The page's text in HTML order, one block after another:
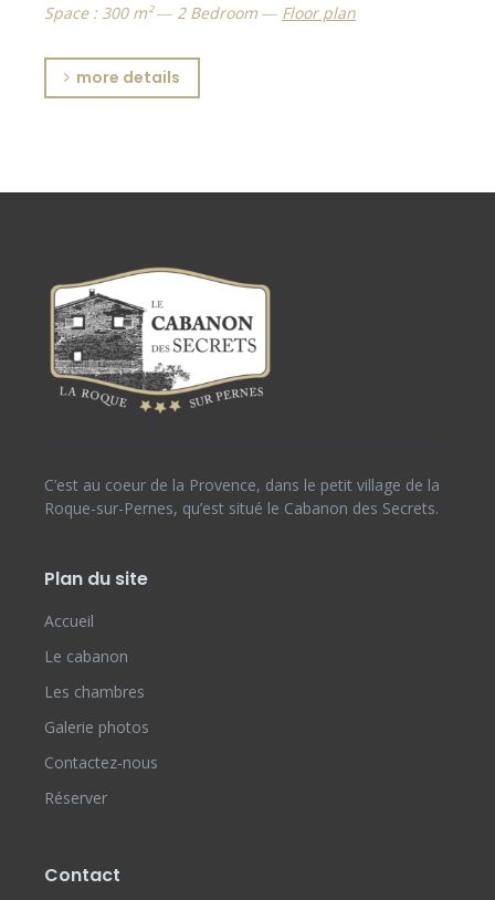
Space : 300 m² 2 Bedroom Floor plan
more details
C’est au coeur de la Provence, dans le petit village de la
Roque-sur-Pernes, qu’est situé le Cabanon des Secrets.
Plan du site
Accueil
Le cabanon
Les chambres
Galerie photos
Contactez-nous
Réserver
Contact